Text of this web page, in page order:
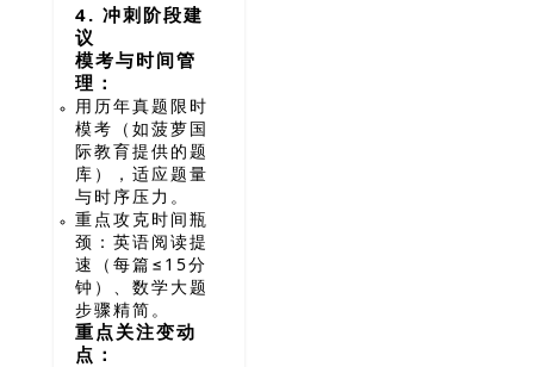
4. 冲刺阶段建
议
模考与时间管
理：
用历年真题限时
模考（如菠萝国
际教育提供的题
库），适应题量
与时序压力。
重点攻克时间瓶
颈：英语阅读提
速（每篇≤15分
钟）、数学大题
步骤精简。
重点关注变动
点：